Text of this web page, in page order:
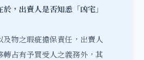
，出賣人是否知悉「凶宅」
及物之瑕疵擔保責任，出賣人
轉占有予買受人之義務外，其